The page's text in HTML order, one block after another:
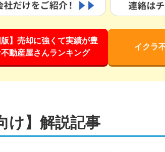
版】売却に強くて実績が豊
動産屋さんランキング
イクラ
け】解説記事